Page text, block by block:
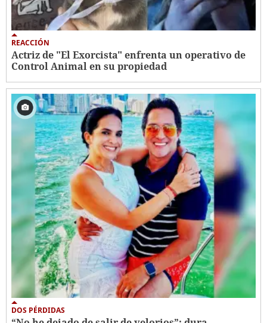
REACCIÓN
Actriz de "El Exorcista" enfrenta un operativo de
Control Animal en su propiedad
DOS PÉRDIDAS